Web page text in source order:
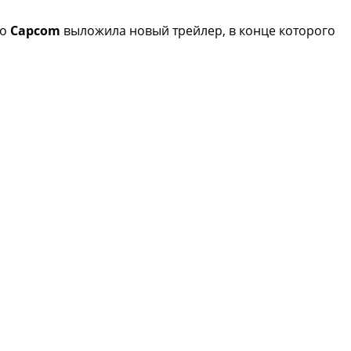
Capcom выложила новый трейлер, в конце которого